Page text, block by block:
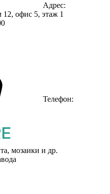
Адрес:
офис 5, этаж 1
Телефон:
мозаики и др.